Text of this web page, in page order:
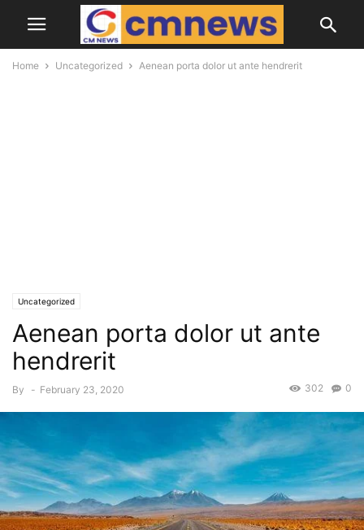
Home Uncategorized Aenean porta dolor ut ante hendrerit
Uncategorized
Aenean porta dolor ut ante
hendrerit
By - February 23, 2020 0
302